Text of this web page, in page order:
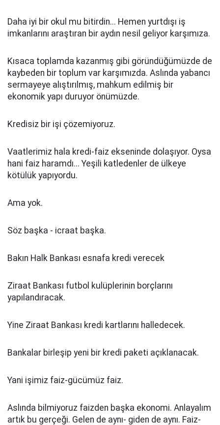
Daha iyi bir okul mu bitirdin... Hemen yurtdışı iş
imkanlarını araştıran bir aydın nesil geliyor karşımıza.
Kısaca toplamda kazanmış gibi göründüğümüzde de
kaybeden bir toplum var karşımızda. Aslında yabancı
sermayeye alıştırılmış, mahkum edilmiş bir
ekonomik yapı duruyor önümüzde.
Kredisiz bir işi çözemiyoruz.
Vaatlerimiz hala kredi-faiz ekseninde dolaşıyor. Oysa
hani faiz haramdı... Yeşili katledenler de ülkeye
kötülük yapıyordu.
Ama yok.
Söz başka - icraat başka.
Bakın Halk Bankası esnafa kredi verecek
Ziraat Bankası futbol kulüplerinin borçlarını
yapılandıracak.
Yine Ziraat Bankası kredi kartlarını halledecek.
Bankalar birleşip yeni bir kredi paketi açıklanacak.
Yani işimiz faiz-gücümüz faiz.
Aslında bilmiyoruz faizden başka ekonomi. Anlayalım
artık bu gerçeği. Gelen de aynı- giden de aynı. Faiz-